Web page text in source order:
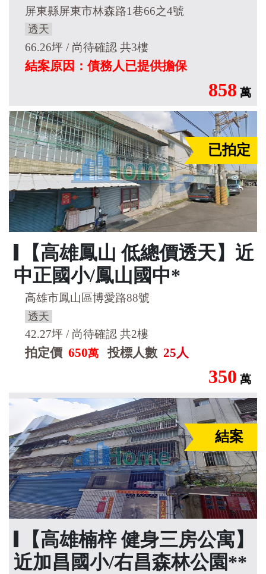
屏東縣屏東市林森路1巷66之4號
透天
66.26坪 / 尚待確認 共3樓
結案原因：債務人已提供擔保
858 萬
已拍定
【高雄鳳山 低總價透天】近
中正國小/鳳山國中*
高雄市鳳山區博愛路88號
透天
42.27坪 / 尚待確認 共2樓
拍定價 650萬 投標人數 25人
350 萬
結案
【高雄楠梓 健身三房公寓】
近加昌國小/右昌森林公園**